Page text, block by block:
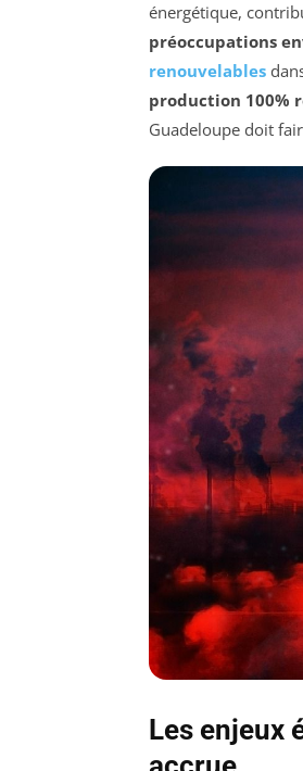
énergétique,
préoccupations
renouvelables
production 100%
Guadeloupe doit
Les enjeux